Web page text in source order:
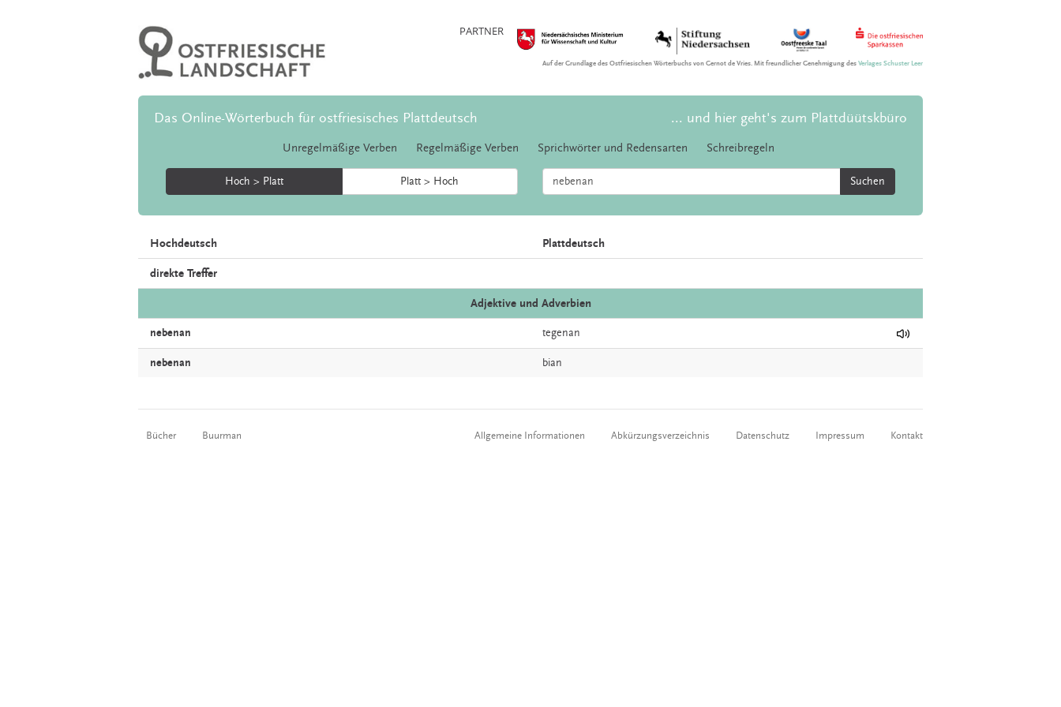
PARTNER
Auf der Grundlage des Ostfriesischen Wörterbuchs von Gernot de Vries. Mit freundlicher Genehmigung desVerlages Schuster Leer
Das Online-Wörterbuch für ostfriesisches Plattdeutsch ... und hier geht's zum Plattdüütskbüro
Unregelmäßige Verben Regelmäßige Verben Sprichwörter und Redensarten Schreibregeln
Hoch > Platt Platt > Hoch Suchen
Hochdeutsch Plattdeutsch
direkte Treffer
Adjektive und Adverbien
nebenan tegenan
nebenan bian
Bücher Buurman Allgemeine Informationen Abkürzungsverzeichnis Datenschutz Impressum Kontakt